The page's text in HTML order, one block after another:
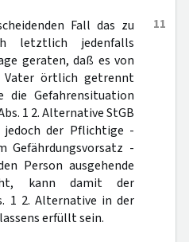
11
Fall das zu
letztlich jedenfalls
geraten, daß es von
Vater örtlich getrennt
die Gefahrensituation
1 2. Alternative StGB
der Pflichtige -
Gefährdungsvorsatz -
Person ausgehende
kann damit der
1 2. Alternative in der
erfüllt sein.